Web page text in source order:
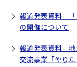
報道発表資料 「
の開催について
報道発表資料 地
交流事業「やり